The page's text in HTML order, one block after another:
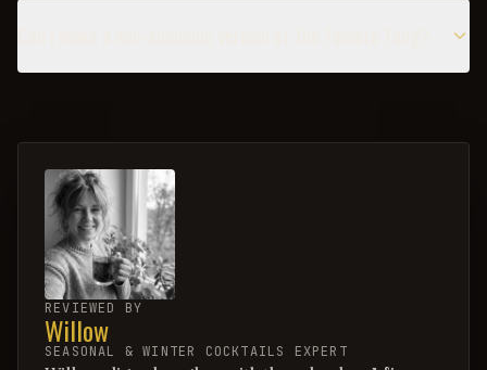
REVIEWED BY
Willow
SEASONAL & WINTER COCKTAILS EXPERT